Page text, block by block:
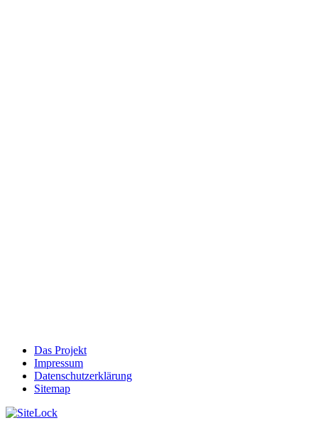
Das Projekt
Impressum
Datenschutzerklärung
Sitemap